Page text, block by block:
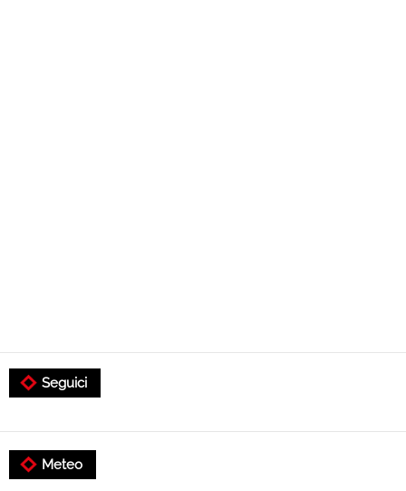
Seguici
Meteo